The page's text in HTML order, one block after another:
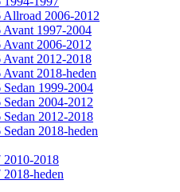
2006-2012
1997-2004
2006-2012
2012-2018
2018-heden
1999-2004
2004-2012
2012-2018
2018-heden
2018
heden